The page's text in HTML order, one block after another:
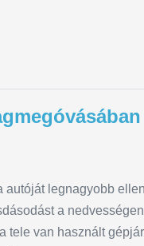
legnagyobb
a
van használt